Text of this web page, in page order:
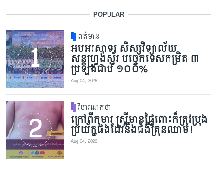
POPULAR
ពត៌មាន
អបអរសាទរ សិស្សវិទ្យាល័យ
សន្តហ្វ្រង់ស្វ័រ បច្ចេកទេសកម្រិត ៣
ប្រឡងជាប់ ១០០%
Aug 04, 2026
វិចារណកថា
ក្រៅពីកុមារ ស្ត្រីមានផ្ទៃពោះក៏ត្រូវប្រុង
ប្រយ័ត្នផងដែរនឹងជំងឺគ្រុនឈាម!
Aug 04, 2026